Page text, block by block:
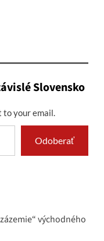
Slovensko
to your email.
Odoberať
východného